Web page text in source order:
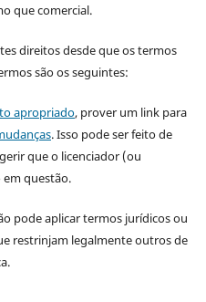
que comercial.
direitos desde que os termos
são os seguintes:
apropriado, prover um link para
. Isso pode ser feito de
que o licenciador (ou
questão.
pode aplicar termos jurídicos ou
restrinjam legalmente outros de